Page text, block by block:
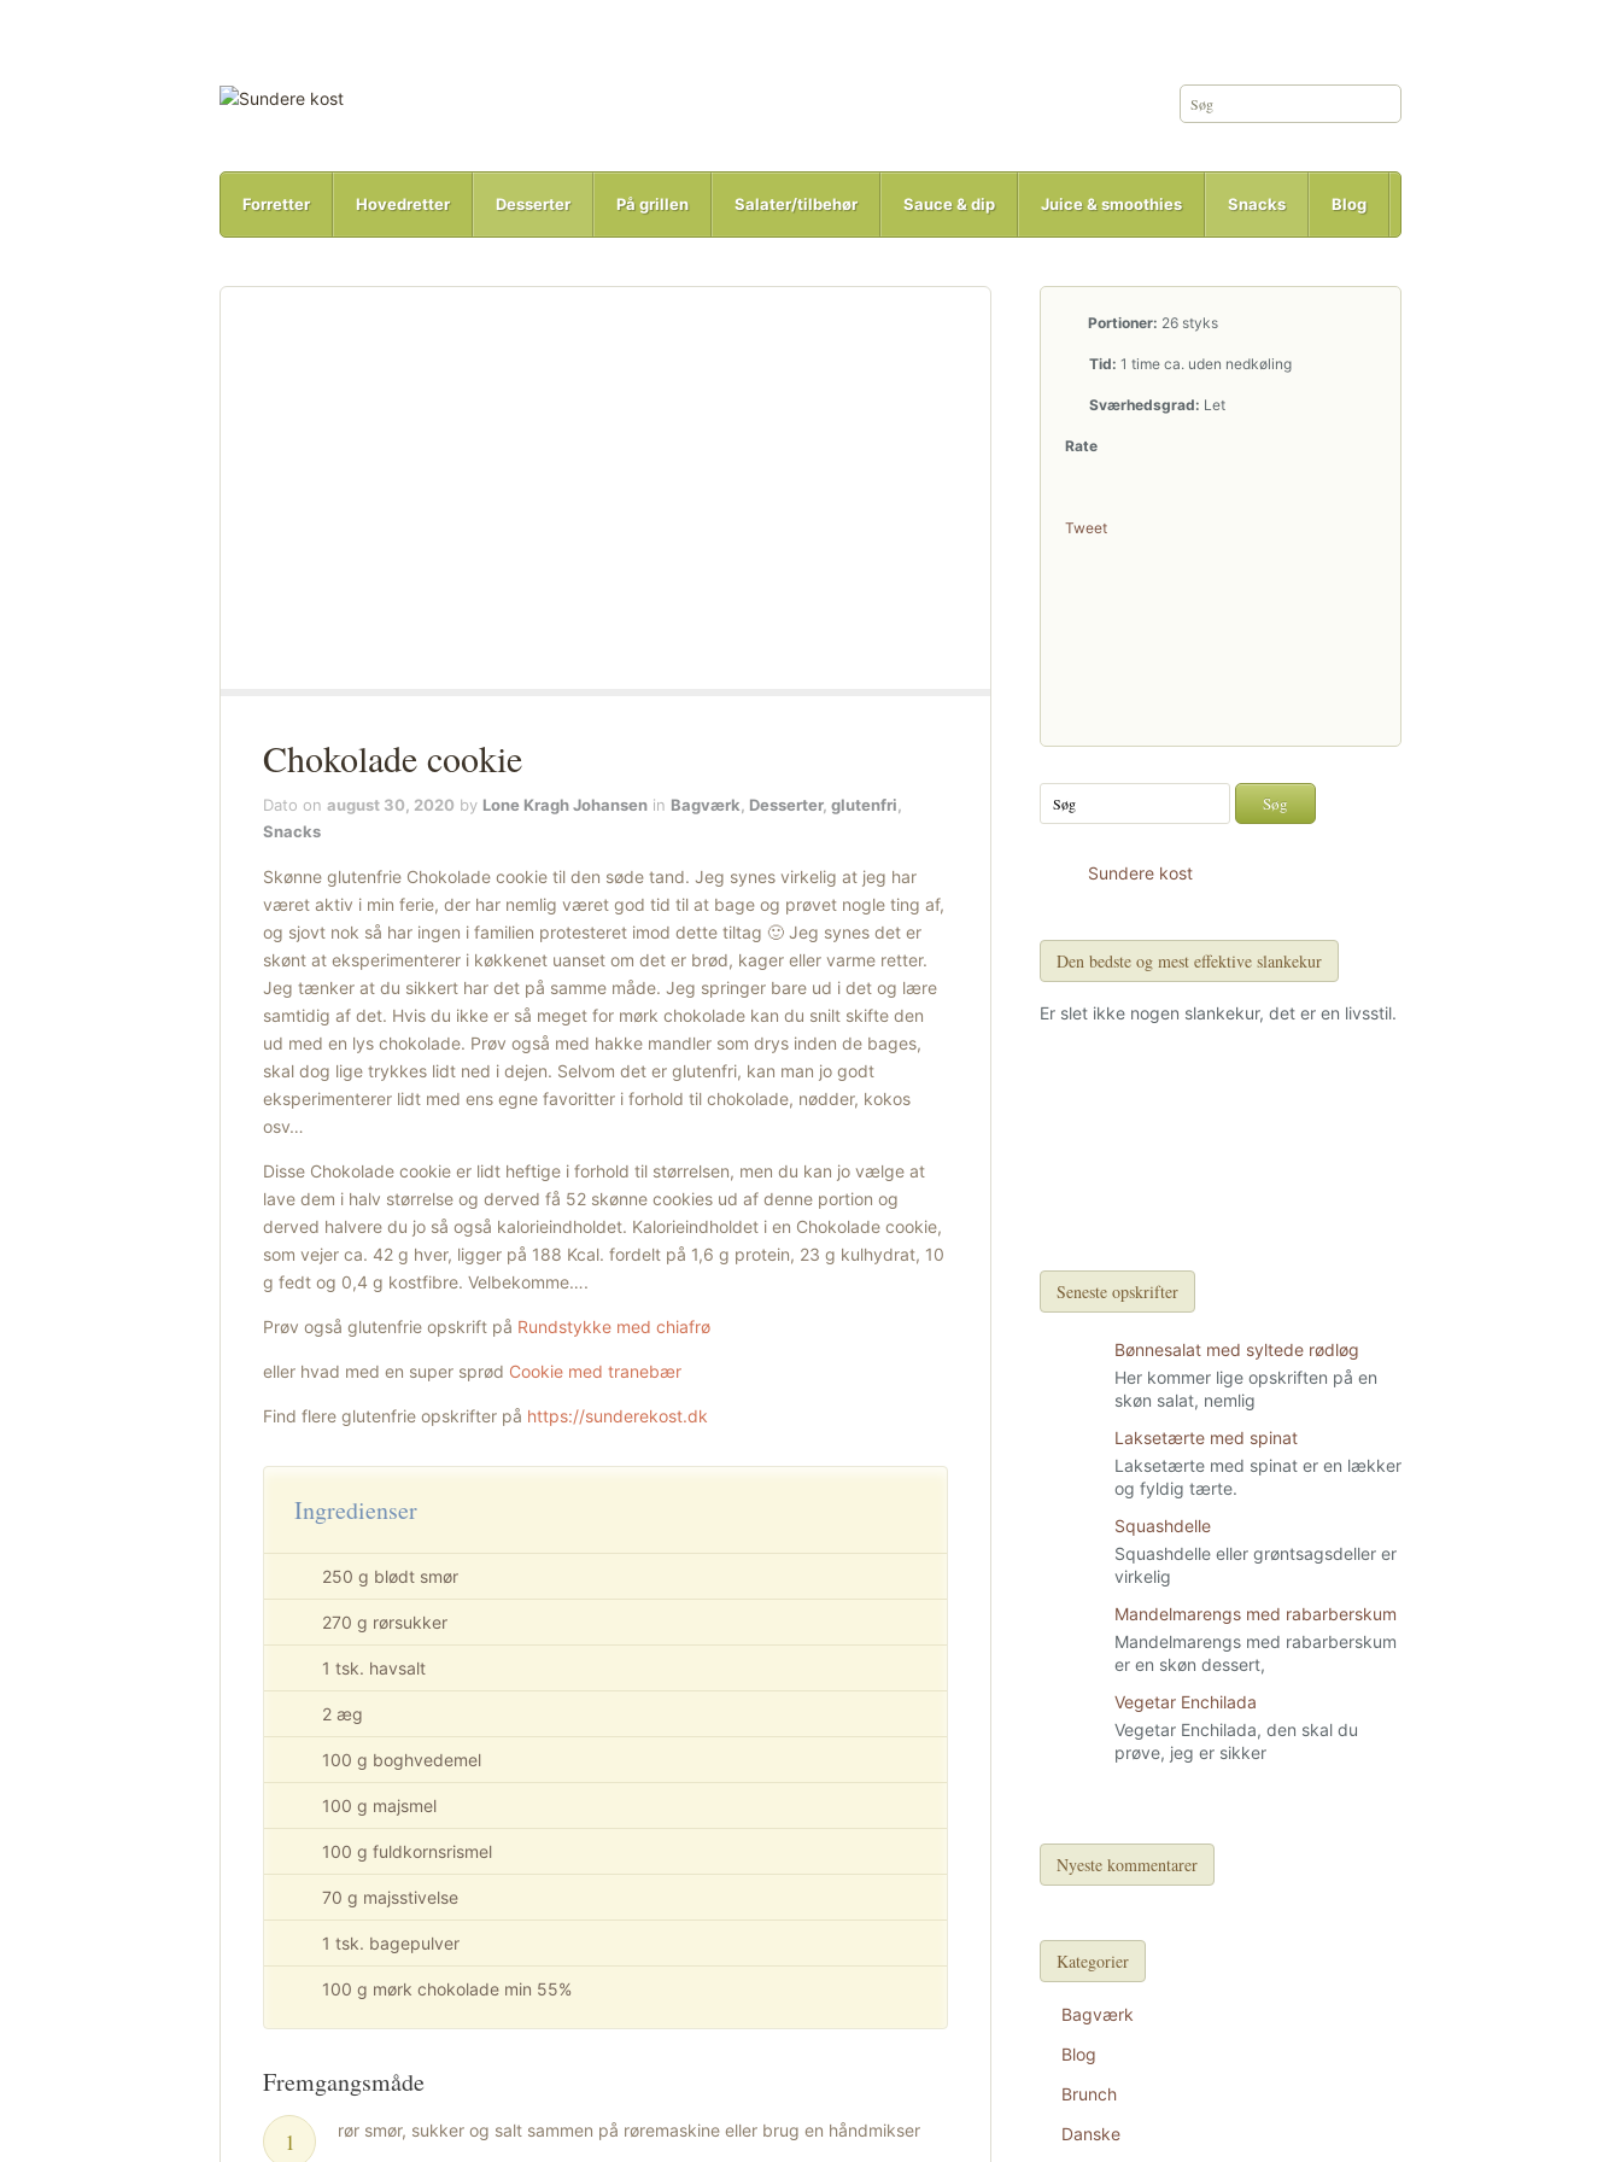
Forretter Hovedretter Desserter På grillen Salater/tilbehør Sauce & dip Juice & smoothies Snacks Blog
Chokolade cookie
Dato on august 30, 2020 by Lone Kragh Johansen in Bagværk Desserter, glutenfri
Snacks
Skønne glutenfrie Chokolade cookie til den søde tand. Jeg synes virkelig at jeg har
været aktiv i min ferie, der har nemlig været god tid til at bage og prøvet nogle ting af,
og sjovt nok så har ingen i familien protesteret imod dette tiltag 🙂 Jeg synes det er
skønt at eksperimenterer i køkkenet uanset om det er brød, kager eller varme retter.
Jeg tænker at du sikkert har det på samme måde. Jeg springer bare ud i det og lære
samtidig af det. Hvis du ikke er så meget for mørk chokolade kan du snilt skifte den
ud med en lys chokolade. Prøv også med hakke mandler som drys inden de bages,
skal dog lige trykkes lidt ned i dejen. Selvom det er glutenfri, kan man jo godt
eksperimenterer lidt med ens egne favoritter i forhold til chokolade, nødder, kokos
osv…
Disse Chokolade cookie er lidt heftige i forhold til størrelsen, men du kan jo vælge at
lave dem i halv størrelse og derved få 52 skønne cookies ud af denne portion og
derved halvere du jo så også kalorieindholdet. Kalorieindholdet i en Chokolade cookie,
som vejer ca. 42 g hver, ligger på 188 Kcal. fordelt på 1,6 g protein, 23 g kulhydrat, 10
g fedt og 0,4 g kostfibre. Velbekomme….
Prøv også glutenfrie opskrift på Rundstykke med chiafrø
eller hvad med en super sprød Cookie med tranebær
Find flere glutenfrie opskrifter på https://sunderekost.dk
Ingredienser
250 g blødt smør
270 g rørsukker
1 tsk. havsalt
2 æg
100 g boghvedemel
100 g majsmel
100 g fuldkornsrismel
70 g majsstivelse
1 tsk. bagepulver
100 g mørk chokolade min 55%
Fremgangsmåde
rør smør, sukker og salt sammen på røremaskine eller brug en håndmikser
Portioner: 26 styks
Tid: 1 time ca. uden nedkøling
Sværhedsgrad: Let
Rate
Tweet
Sundere kost
Den bedste og mest effektive slankekur
Er slet ikke nogen slankekur, det er en livsstil.
Seneste opskrifter
Bønnesalat med syltede rødløg
Her kommer lige opskriften på en
skøn salat, nemlig
Laksetærte med spinat
Laksetærte med spinat er en lækker
og fyldig tærte.
Squashdelle
Squashdelle eller grøntsagsdeller er
virkelig
Mandelmarengs med rabarberskum
Mandelmarengs med rabarberskum
er en skøn dessert,
Vegetar Enchilada
Vegetar Enchilada, den skal du
prøve, jeg er sikker
Nyeste kommentarer
Kategorier
Bagværk
Blog
Brunch
Danske